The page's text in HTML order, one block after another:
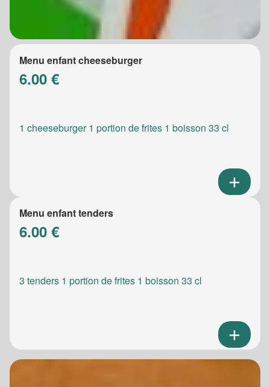
Menu enfant cheeseburger
6.00 €
1 cheeseburger 1 portion de frites 1 boisson 33 cl
Menu enfant tenders
6.00 €
3 tenders 1 portion de frites 1 boisson 33 cl